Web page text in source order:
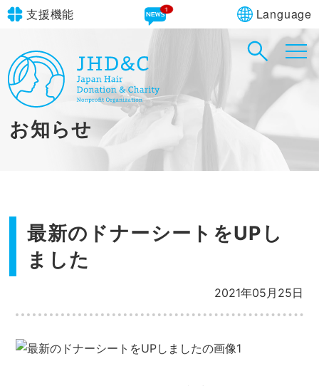
支援機能
文字サイズ 標準
青 黒
やさしいにほんご
1 Language
in simple English
お知らせ
最新のドナーシートをUPし
ました
2021年05月25日